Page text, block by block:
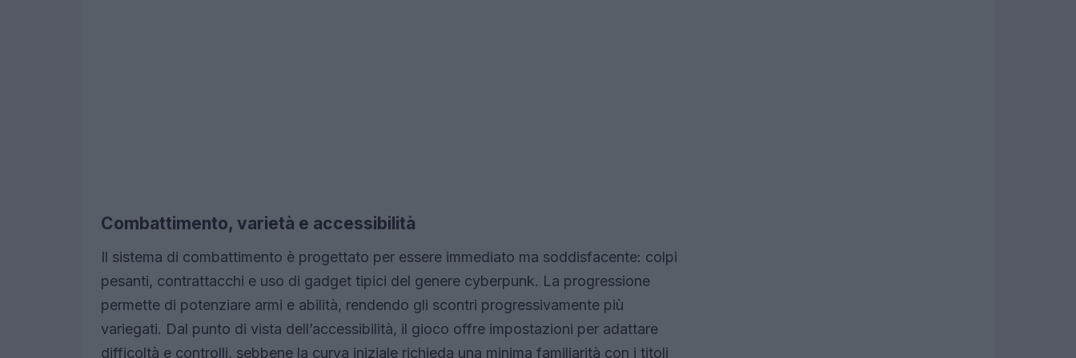
Combattimento, varietà e accessibilità
Il sistema di combattimento è progettato per essere immediato ma soddisfacente: colpi
pesanti, contrattacchi e uso di gadget tipici del genere cyberpunk. La progressione
permette di potenziare armi e abilità, rendendo gli scontri progressivamente più
variegati. Dal punto di vista dell’accessibilità, il gioco offre impostazioni per adattare
difficoltà e controlli, sebbene la curva iniziale richieda una minima familiarità con i titoli